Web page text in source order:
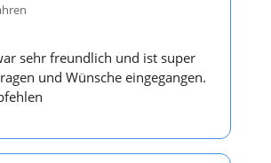
sehr freundlich und ist super
und Wünsche eingegangen.